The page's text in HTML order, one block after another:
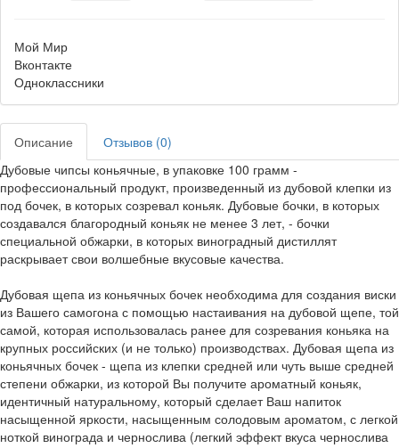
Мой Мир
Вконтакте
Одноклассники
Описание
Отзывов (0)
Дубовые чипсы коньячные, в упаковке 100 грамм -
профессиональный продукт, произведенный из дубовой клепки из
под бочек, в которых созревал коньяк. Дубовые бочки, в которых
создавался благородный коньяк не менее 3 лет, - бочки
специальной обжарки, в которых виноградный дистиллят
раскрывает свои волшебные вкусовые качества.
Дубовая щепа из коньячных бочек необходима для создания виски
из Вашего самогона с помощью настаивания на дубовой щепе, той
самой, которая использовалась ранее для созревания коньяка на
крупных российских (и не только) производствах. Дубовая щепа из
коньячных бочек - щепа из клепки средней или чуть выше средней
степени обжарки, из которой Вы получите ароматный коньяк,
идентичный натуральному, который сделает Ваш напиток
насыщенной яркости, насыщенным солодовым ароматом, с легкой
ноткой винограда и чернослива (легкий эффект вкуса чернослива